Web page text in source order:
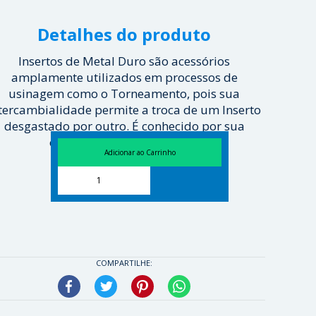
Detalhes do produto
Insertos de Metal Duro são acessórios
amplamente utilizados em processos de
usinagem como o Torneamento, pois sua
permite a troca de um Inserto
desgastado por outro. É conhecido por sua
eficiência e agilidade em ...
[ Veja mais ]
COMPARTILHE:
Facebook Twitter Pinterest